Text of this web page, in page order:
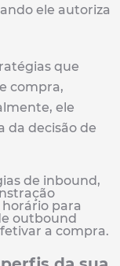
ele autoriza
que
compra,
ele
da decisão de
de inbound,
para
outbound
a compra.